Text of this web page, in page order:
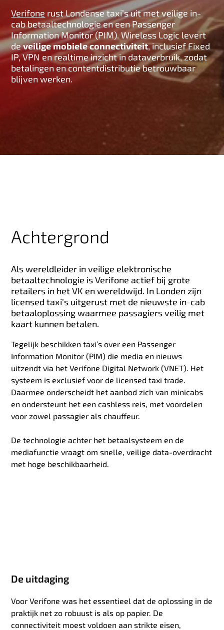
o
u
d
Verifone rust Londense taxi’s uit met veilige in-
cab betaaltechnologie en een Passenger
Information Monitor (PIM). Wireless Logic levert
deveilige mobiele connectiviteit, inclusief Fixed
IP, VPN en realtime inzicht in dataverbruik, zodat
betalingen en contentdistributie betrouwbaar
blijven werken.
Achtergrond
Als wereldleider in veilige elektronische
betaaltechnologie is Verifone actief bij grote
retailers in het VK en wereldwijd. In Londen zijn
licensed taxi’s uitgerust met de nieuwste in-cab
betaaloplossing waarmee passagiers veilig met
kaart kunnen betalen.
Tegelijk beschikken taxi’s over een Passenger
Information Monitor (PIM) die media en nieuws
uitzendt via het Verifone Digital Network (VNET). Het
systeem is exclusief voor de licensed taxi trade.
Daarmee onderscheidt het aanbod zich van minicabs
en ondersteunt het een cashless reis, met voordelen
voor zowel passagier als chauffeur.
De technologie achter het betaalsysteem en de
mediafunctie vraagt om snelle, veilige data-overdracht
met hoge beschikbaarheid.
De uitdaging
Voor Verifone was het essentieel dat de oplossing in de
praktijk net zo robuust is als op papier. De
connectiviteit moest voldoen aan strikte eisen,